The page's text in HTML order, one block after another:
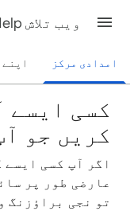
ویب تلاش Help
امدادی مرکز اپنے Google اکاؤنٹ کو بہتر بنائیں
کسی ایسے
کریں جو
اگر آپ کسی
عارضی طور پر
تو نجی براؤزنگ